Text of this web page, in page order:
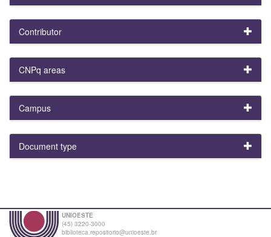
Contributor
CNPq areas
Campus
Document type
UNIOESTE
(45) 3220-3000
biblioteca.repositorio@unioeste.br